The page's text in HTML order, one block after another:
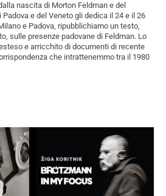
nascita di Morton Feldman e del
e del Veneto gli dedica il 24 e il 26
e Padova, ripubblichiamo un testo,
sulle presenze padovane di Feldman. Lo
e arricchito di documenti di recente
che intrattenemmo tra il 1980